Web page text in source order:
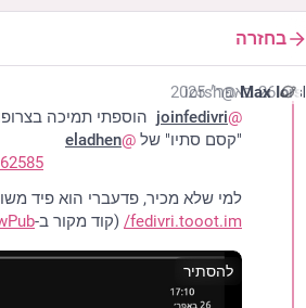
בחזרה
26 באפר׳ 2025
Max Iorsh
@iorsh
@
joinfedivri
הוספתי תמיכה
"קסם סתיו" של @
eladhen
למי שלא מכיר, פדעברי הוא פיד
fedivri.tooot.im/ (קוד מקור ב-
להסתיר